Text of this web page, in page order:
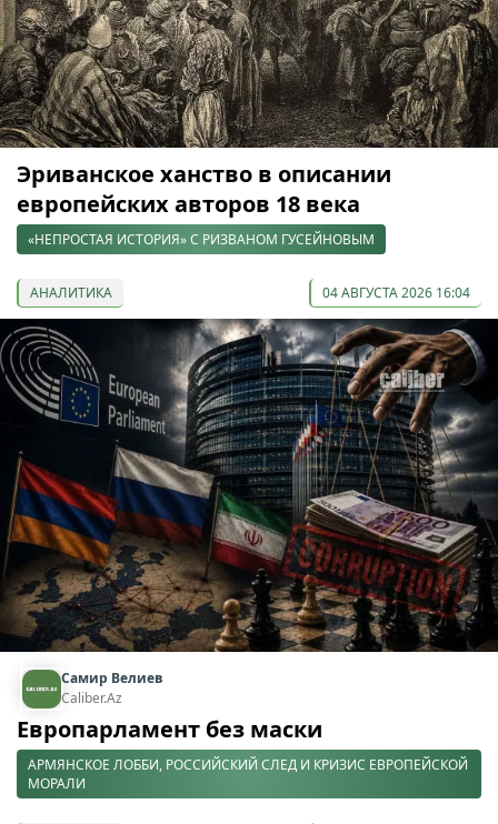
Эриванское ханство в описании
европейских авторов 18 века
«НЕПРОСТАЯ ИСТОРИЯ» С РИЗВАНОМ ГУСЕЙНОВЫМ
АНАЛИТИКА 04 АВГУСТА 2026 16:04
Самир Велиев
Caliber.Az
Европарламент без маски
АРМЯНСКОЕ ЛОББИ, РОССИЙСКИЙ СЛЕД И КРИЗИС ЕВРОПЕЙСКОЙ
МОРАЛИ